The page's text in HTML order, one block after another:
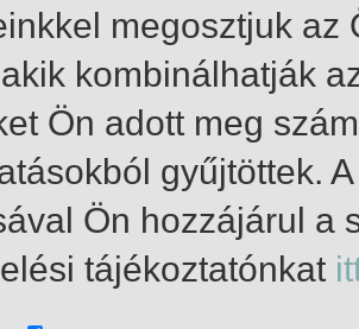
megosztjuk
kombinálhatják
Ön adott meg
gyűjtöttek.
Ön hozzájárul a
tájékoztatónkat